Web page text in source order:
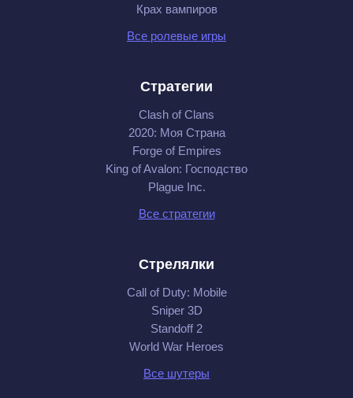
Крах вампиров
Все ролевые игры
Стратегии
Clash of Clans
2020: Моя Cтрана
Forge of Empires
King of Avalon: Господство
Plague Inc.
Все стратегии
Стрелялки
Call of Duty: Mobile
Sniper 3D
Standoff 2
World War Heroes
Все шутеры